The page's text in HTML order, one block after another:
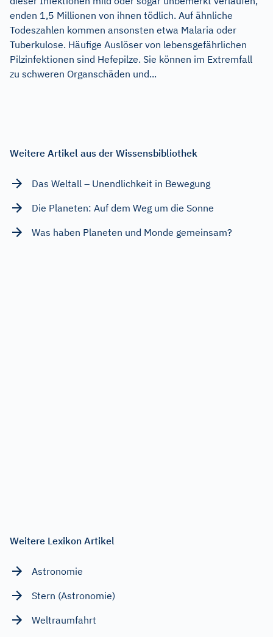
enden 1,5 Millionen von ihnen tödlich. Auf ähnliche
Todeszahlen kommen ansonsten etwa Malaria oder
Tuberkulose. Häufige Auslöser von lebensgefährlichen
Pilzinfektionen sind Hefepilze. Sie können im Extremfall
zu schweren Organschäden und...
Weitere Artikel aus der Wissensbibliothek
Das Weltall – Unendlichkeit in Bewegung
Die Planeten: Auf dem Weg um die Sonne
Was haben Planeten und Monde gemeinsam?
Weitere Lexikon Artikel
Astronomie
Stern (Astronomie)
Weltraumfahrt